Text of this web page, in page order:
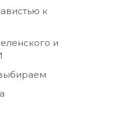
к
и